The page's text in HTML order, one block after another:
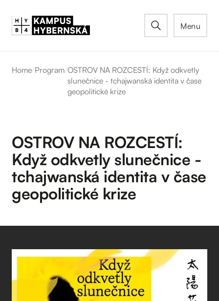
Menu
Home/Program/OSTROV NA ROZCESTÍ: Když odkvetly
slunečnice - tchajwanská identita v čase
geopolitické krize
OSTROV NA ROZCESTÍ:
Když odkvetly slunečnice -
tchajwanská identita v čase
geopolitické krize